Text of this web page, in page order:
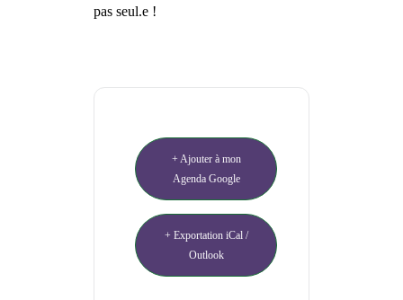
pas seul.e !
+ Ajouter à mon
Agenda Google
+ Exportation iCal /
Outlook